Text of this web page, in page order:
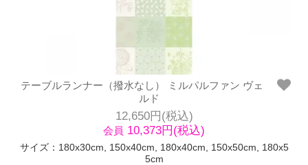
テーブルランナー（撥水なし） ミルパルファン ヴェ
ルド
12,650円(税込)
会員 10,373円(税込)
サイズ：180x30cm, 150x40cm, 180x40cm, 150x50cm, 180x5
5cm